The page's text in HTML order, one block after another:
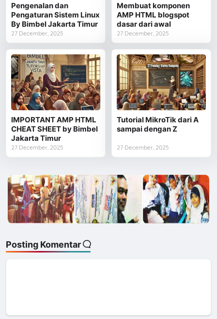
Pengenalan dan
Pengaturan Sistem Linux
By Bimbel Jakarta Timur
27 December, 2025
Membuat komponen
AMP HTML blogspot
dasar dari awal
27 December, 2025
IMPORTANT AMP HTML
CHEAT SHEET by Bimbel
Jakarta Timur
27 December, 2025
Tutorial MikroTik dari A
sampai dengan Z
27 December, 2025
Posting Komentar